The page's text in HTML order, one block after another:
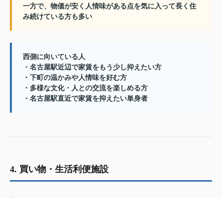
一方で、物価が安く人情味がある点を気に入って長く住
み続けている方も多い
西側に向いている人
・名古屋駅近辺で家賃をもう少し抑えたい方
・下町の温かみや人情味を好む方
・多様な文化・人との交流を楽しめる方
・名古屋駅直近で家賃を抑えたい単身者
4. 買い物・生活利便施設